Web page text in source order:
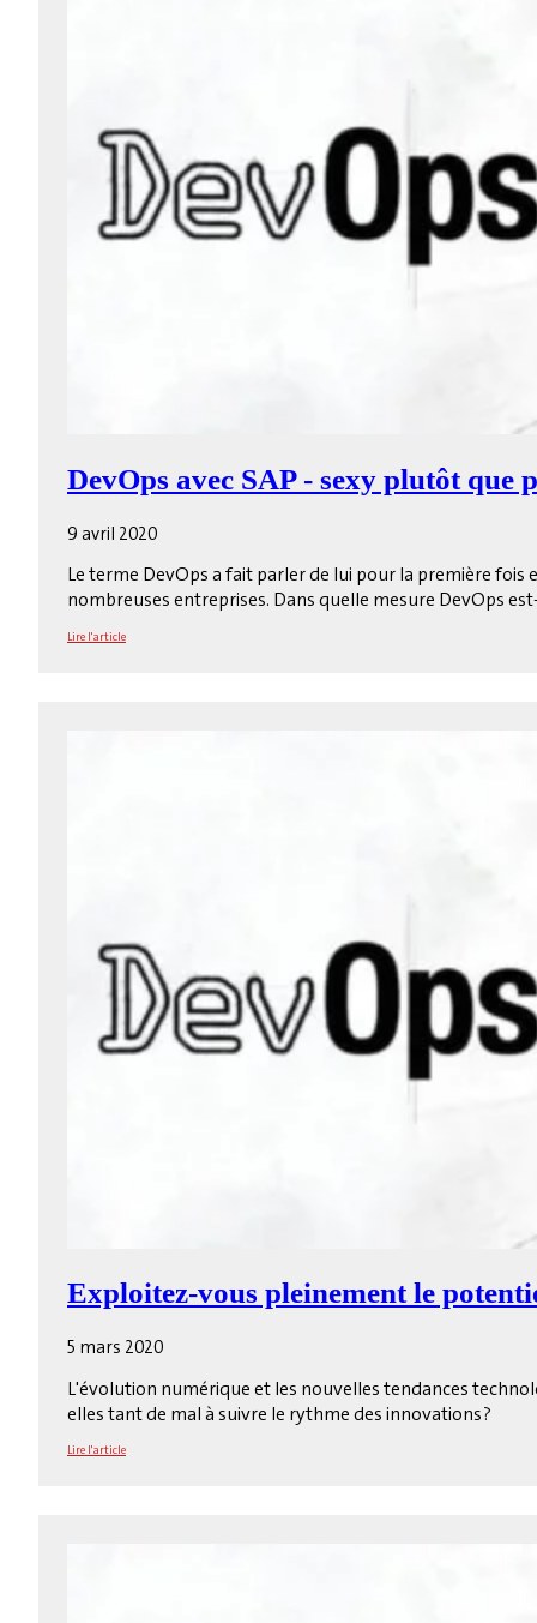
DevOps avec SAP - sexy plutôt que
9 avril 2020
Le terme DevOps a fait parler de lui pour la première
nombreuses entreprises. Dans quelle mesure DevOps
Lire l'article
Exploitez-vous pleinement le
5 mars 2020
L'évolution numérique et les nouvelles tendances
elles tant de mal à suivre le rythme des innovations ?
Lire l'article